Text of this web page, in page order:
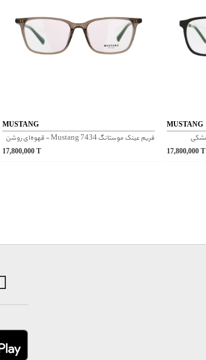
MUSTANG
فریم عینک موستانگ Mustang 7434 - قهوه‌ای روشن
17,800,000T
MUSTANG
17,800,000 T